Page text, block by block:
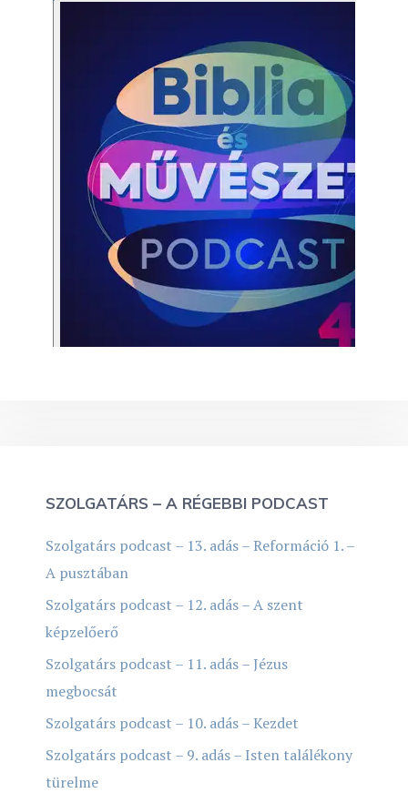
SZOLGATÁRS – A RÉGEBBI PODCAST
Szolgatárs podcast – 13. adás – Reformáció 1. –
A pusztában
Szolgatárs podcast – 12. adás – A szent
képzelőerő
Szolgatárs podcast – 11. adás – Jézus
megbocsát
Szolgatárs podcast – 10. adás – Kezdet
Szolgatárs podcast – 9. adás – Isten találékony
türelme